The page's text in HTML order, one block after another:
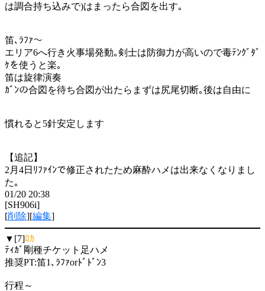
は調合持ち込みで)はまったら合図を出す｡
笛､ﾗﾌｧ～
エリア6へ行き火事場発動｡剣士は防御力が高いので毒ﾃﾝｸﾞﾀﾞ
ｹを使うと楽｡
笛は旋律演奏
ｶﾞﾝの合図を待ち合図が出たらまずは尻尾切断｡後は自由に
慣れると5針安定します
【追記】
2月4日ﾘﾌｧｲﾝで修正されたため麻酔ハメは出来なくなりまし
た｡
01/20 20:38
[SH906i]
[削除][編集]
▼[7]ﾛｶ
ﾃｨｶﾞ剛種チケット足ハメ
推奨PT:笛1､ﾗﾌｧorﾄﾞﾄﾞﾝ3
行程～